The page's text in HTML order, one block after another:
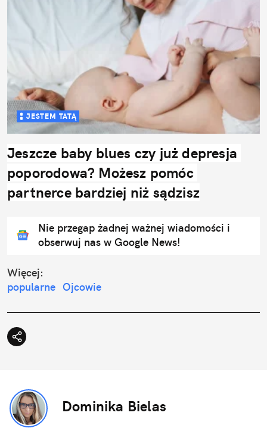
JESTEM TATĄ
Jeszcze baby blues czy już depresja
poporodowa? Możesz pomóc
partnerce bardziej niż sądzisz
Nie przegap żadnej ważnej wiadomości i
obserwuj nas w Google News!
Więcej:
popularne Ojcowie
Dominika Bielas